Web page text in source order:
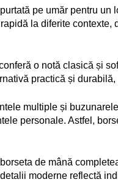
pe umăr pentru
la diferite
o notă clasică și
practică și
multiple și buzunarele
personale. Astfel,
de mână
moderne reflectă